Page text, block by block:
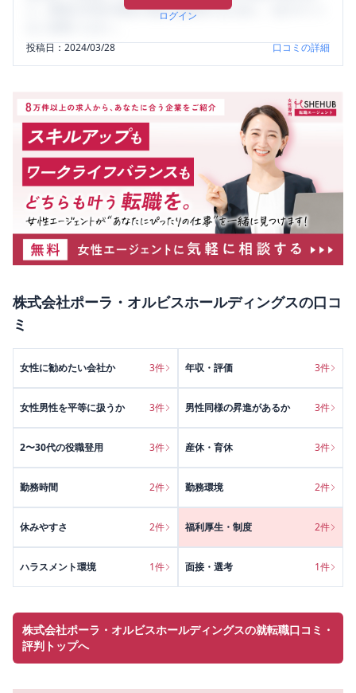
ログイン
り、将来の不安や現在の悩みを解消するために、ぜひサイト
投稿日：2024/03/28 口コミの詳細
株式会社ポーラ・オルビスホールディングスの口コ
ミ
女性に勧めたい会社か 3件 年収・評価 3件
女性男性を平等に扱うか 3件 男性同様の昇進があるか 3件
2〜30代の役職登用 3件 産休・育休 3件
勤務時間 2件 勤務環境 2件
休みやすさ 2件 福利厚生・制度 2件
ハラスメント環境 1件 面接・選考 1件
株式会社ポーラ・オルビスホールディングスの就転職口コミ・
評判トップへ